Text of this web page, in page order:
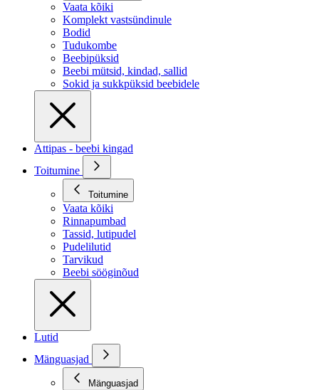
Vaata kõiki
Komplekt vastsündinule
Bodid
Tudukombe
Beebipüksid
Beebi mütsid, kindad, sallid
Sokid ja sukkpüksid beebidele
Attipas - beebi kingad
Toitumine
Toitumine
Vaata kõiki
Rinnapumbad
Tassid, lutipudel
Pudelilutid
Tarvikud
Beebi sööginõud
Lutid
Mänguasjad
Mänguasjad